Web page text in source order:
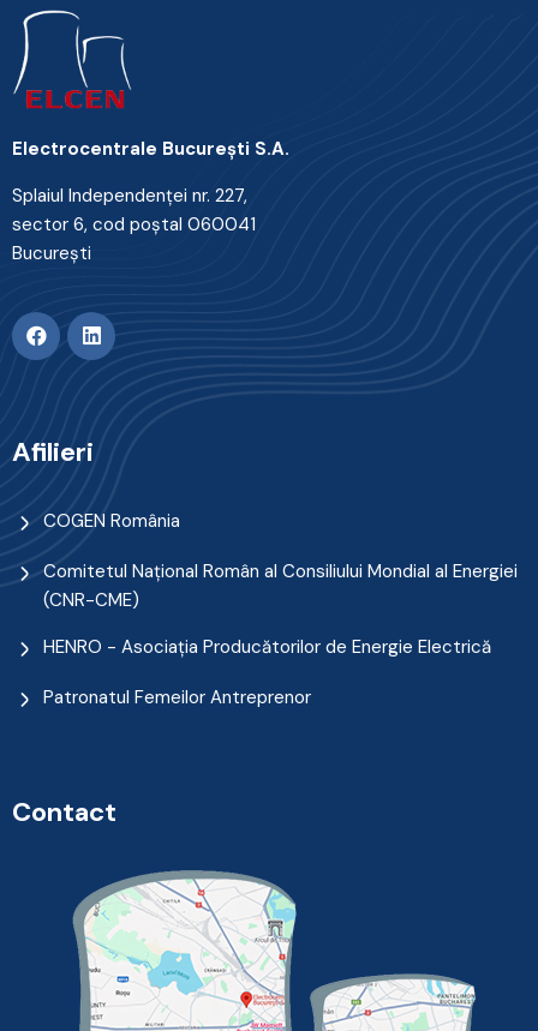
Electrocentrale Bucureşti S.A.
Splaiul Independenţei nr. 227,
sector 6, cod poştal 060041
Bucureşti
Afilieri
COGEN România
Comitetul Naţional Român al Consiliului Mondial al Energiei
(CNR-CME)
HENRO - Asociația Producătorilor de Energie Electrică
Patronatul Femeilor Antreprenor
Contact